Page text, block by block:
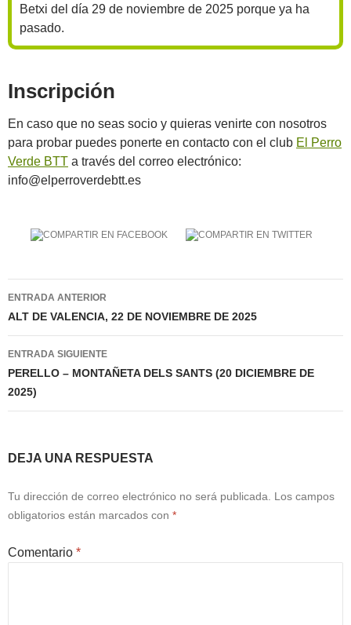
Betxi del día 29 de noviembre de 2025 porque ya ha
pasado.
Inscripción
En caso que no seas socio y quieras venirte con nosotros
para probar puedes ponerte en contacto con el club El Perro
Verde BTT a través del correo electrónico:
info@elperroverdebtt.es
Navegación
de
entradas
ENTRADA ANTERIOR
ALT DE VALENCIA, 22 DE NOVIEMBRE DE 2025
ENTRADA SIGUIENTE
PERELLO – MONTAÑETA DELS SANTS (20 DICIEMBRE DE
2025)
DEJA UNA RESPUESTA
Tu dirección de correo electrónico no será publicada.
Los campos
obligatorios están marcados con *
Comentario *